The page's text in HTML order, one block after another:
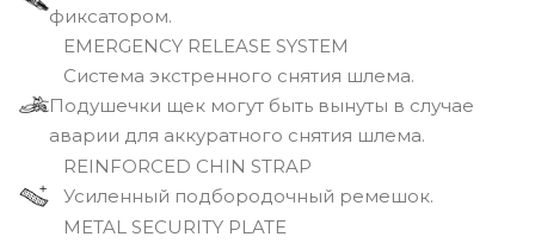
фиксатором.
EMERGENCY RELEASE SYSTEM
Cистема экстренного снятия шлема.
Подушечки щек могут быть вынуты в случае
аварии для аккуратного снятия шлема.
REINFORCED CHIN STRAP
Усиленный подбородочный ремешок.
METAL SECURITY PLATE